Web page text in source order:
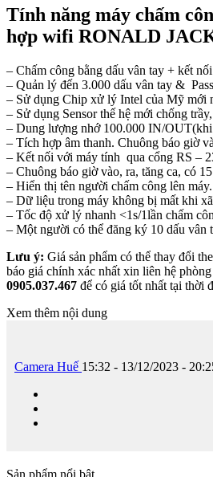
Tính năng máy chấm
hợp wifi RONALD
– Chấm công bằng dấu vân tay + kết
– Quản lý đến 3.000 dấu vân tay &
– Sử dụng Chip xử lý Intel của Mỹ mới
– Sử dụng Sensor thế hệ mới chống
– Dung lượng nhớ 100.000 IN/
– Tích hợp âm thanh. Chuông báo giờ
– Kết nối với máy tính qua cổng RS –
– Chuông báo giờ vào, ra, tăng ca, có
– Hiển thị tên người chấm công lên máy.
– Dữ liệu trong máy không bị mất khi
– Tốc độ xử lý nhanh <1s/1lần chấm
– Một người có thể đăng ký 10 dấu vân
Lưu ý: Giá sản phẩm có thể thay đổi
báo giá chính xác nhất xin liên hệ
0905.037.467 để có giá tốt nhất tại thời
Xem thêm nội dung
Camera Huế 15:32 - 13/12/2023 -
Sản phẩm nổi bật